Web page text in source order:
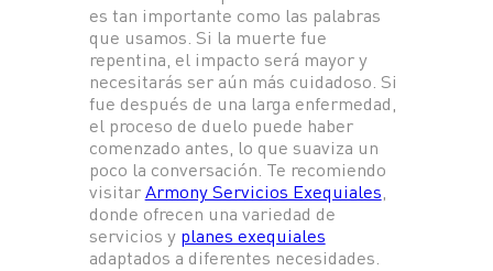
es tan importante como las palabras
que usamos. Si la muerte fue
repentina, el impacto será mayor y
necesitarás ser aún más cuidadoso. Si
fue después de una larga enfermedad,
el proceso de duelo puede haber
comenzado antes, lo que suaviza un
poco la conversación. Te recomiendo
visitarArmony Servicios Exequiales,
donde ofrecen una variedad de
servicios y planes exequiales
adaptados a diferentes necesidades.